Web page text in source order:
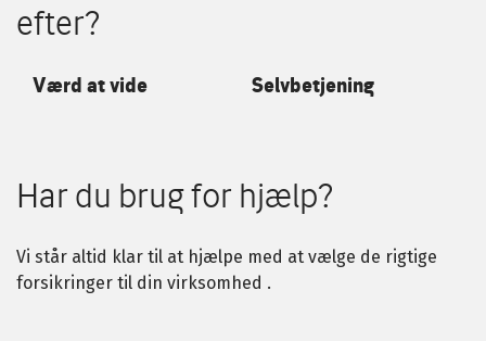
efter?
Værd at vide Selvbetjening
Har du brug for hjælp?
Vi står altid klar til at hjælpe med at vælge de rigtige
forsikringer til din virksomhed .